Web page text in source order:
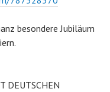
besondere Jubiläum
DEUTSCHEN